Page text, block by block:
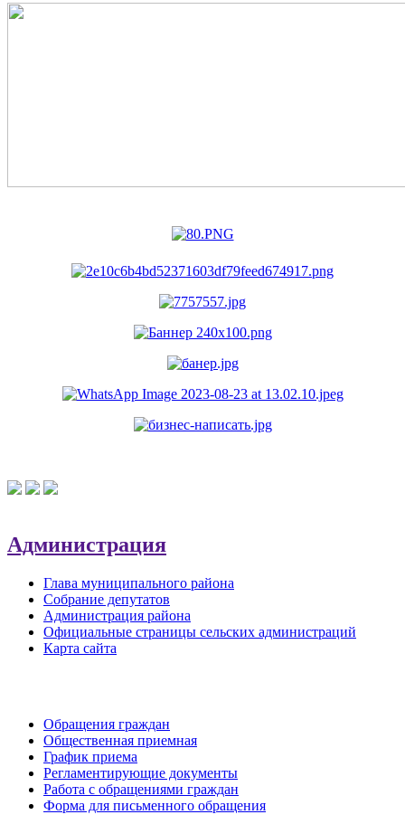
Администрация
Глава муниципального района
Собрание депутатов
Администрация района
Официальные страницы сельских администраций
Карта сайта
Обращения граждан
Общественная приемная
График приема
Регламентирующие документы
Работа с обращениями граждан
Форма для письменного обращения